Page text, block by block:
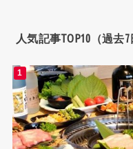
人気記事TOP10（過去7